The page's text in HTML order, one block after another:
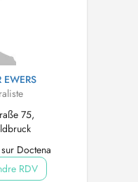
EWERS
75,
Doctena
RDV